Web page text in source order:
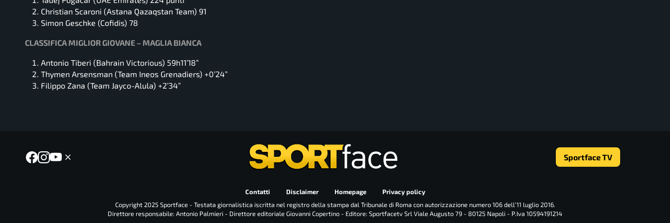
Christian Scaroni (Astana Qazaqstan Team) 91
Simon Geschke (Cofidis) 78
CLASSIFICA MIGLIOR GIOVANE – MAGLIA BIANCA
Antonio Tiberi (Bahrain Victorious) 59h11’18”
Thymen Arsensman (Team Ineos Grenadiers) +0’24”
Filippo Zana (Team Jayco-Alula) +2’34”
Sportface TV
Contatti Disclaimer Homepage
Privacy policy
Copyright 2025 Sportface - Testata giornalistica iscritta nel registro della stampa dal Tribunale di Roma con autorizzazione numero 106 dell’11 luglio 2016.
Direttore responsabile: Antonio Palmieri - Direttore editoriale Giovanni Copertino - Editore: Sportfacetv Srl Viale Augusto 79 - 80125 Napoli - P.Iva 10594191214